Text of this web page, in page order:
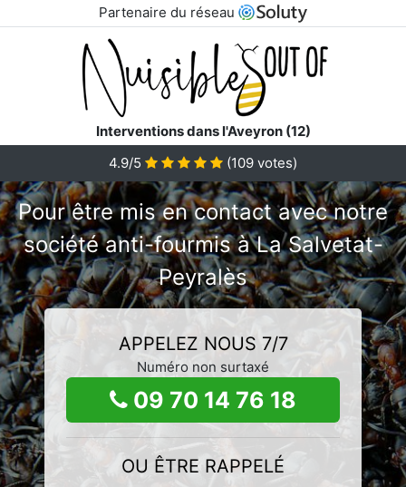
Partenaire du réseau
Interventions dans l'Aveyron (12)
4.9/5
(109 votes)
Pour être mis en contact avec notre
société anti-fourmis à La Salvetat-
Peyralès
APPELEZ NOUS 7/7
Numéro non surtaxé
09 70 14 76 18
OU ÊTRE RAPPELÉ